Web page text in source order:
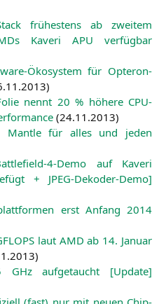
frü­hes­tens ab zwei­tem
Kaveri APU ver­füg­bar
Öko­sys­tem für Opte­ron-
)
nennt 20 % höhe­re CPU-
(24.11.2013)
Man­t­le für alles und jeden
4-Demo auf Kaveri
+ JPEG-Deko­der-Demo]
erst Anfang 2014
laut AMD ab 14. Janu­ar
)
GHz auf­ge­taucht [Update]